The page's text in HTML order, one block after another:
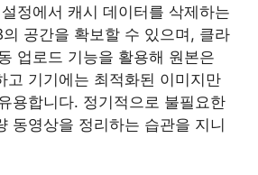
정에서 캐시 데이터를 삭제하는
공간을 확보할 수 있으며, 클라
업로드 기능을 활용해 원본은
고 기기에는 최적화된 이미지만
용합니다. 정기적으로 불필요한
동영상을 정리하는 습관을 지니